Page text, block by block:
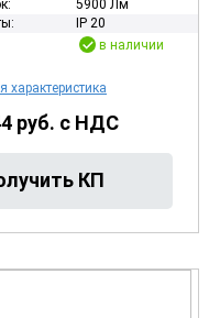
5900 Лм
IP 20
в наличии
характеристика
руб. с НДС